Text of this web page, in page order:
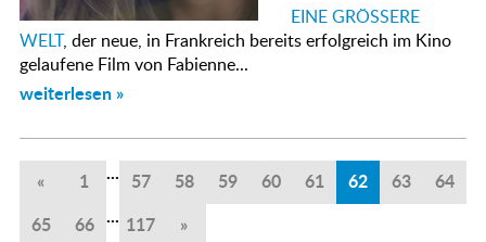
EINE GRÖSSERE
WELT, der neue, in Frankreich bereits erfolgreich im Kino
gelaufene Film von Fabienne...
weiterlesen »
« 1 ... 57 58 59 60 61 62 63
64
65
66 ... 117 »